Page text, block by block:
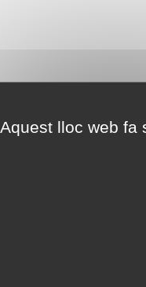
Aquest lloc web fa